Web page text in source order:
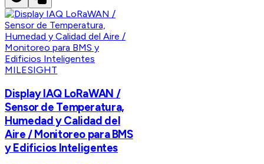
MILESIGHT
Display IAQ LoRaWAN /
Sensor de Temperatura,
Humedad y Calidad del
Aire / Monitoreo para BMS
y Edificios Inteligentes